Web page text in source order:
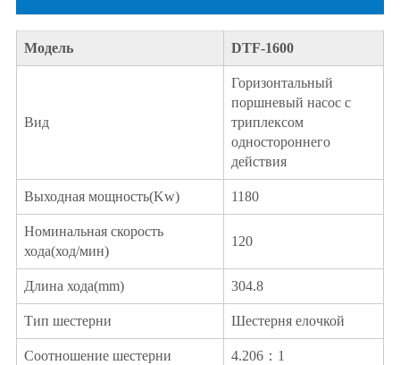
Модель DTF-1600
Вид
Горизонтальный
поршневый насос с
триплексом
одностороннего
действия
Выходная мощность(Kw) 1180
Номинальная скорость
хода(ход/мин)
120
Длина хода(mm) 304.8
Тип шестерни Шестерня елочкой
Соотношение шестерни 4.206：1